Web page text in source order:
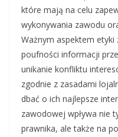
które mają na celu
wykonywania zawodu
Ważnym aspektem
poufności informacji
unikanie konfliktu
zgodnie z zasadami
dbać o ich najlepsze
zawodowej wpływa nie
prawnika, ale także na